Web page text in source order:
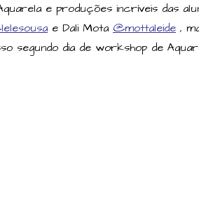
e produções incríveis das
e Dali Mota @mottaleide ,
segundo dia de workshop de